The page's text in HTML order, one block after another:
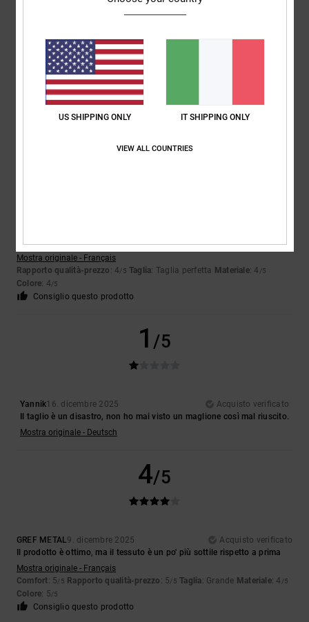
31. gennaio 2026
Tessuto relativamente sottile e cuciture non ben rifinite... C'erano fili
che spuntavano
Mostra originale - Deutsch
: 2/5 Colore: 5/5
Nichel
Mostra originale - Français
Rapporto qualità-prezzo : 4/5 Taglia: Taglia perfetta Materiale: 4 /5
Colore: 4/5
Consiglio questo prodotto
1 /5
Yannik16. dicembre 2025
Acquisto verificato
Il taglio è un disastro, non ho mai visto un maglione così mal riuscito.
Mostra originale - Deutsch
4/5
GREF METAL9. dicembre 2025
Acquisto verificato
Il prodotto è ottimo, ma il tessuto è un po' più sottile rispetto a prima
Mostra originale - Français
Comfort: 5/5 Rapporto qualità-prezzo : 5/5 Taglia: Grande Materiale: 4 /5
Colore: 5/5
Consiglio questo prodotto
US SHIPPING ONLY IT SHIPPING ONLY
VIEW ALL COUNTRIES